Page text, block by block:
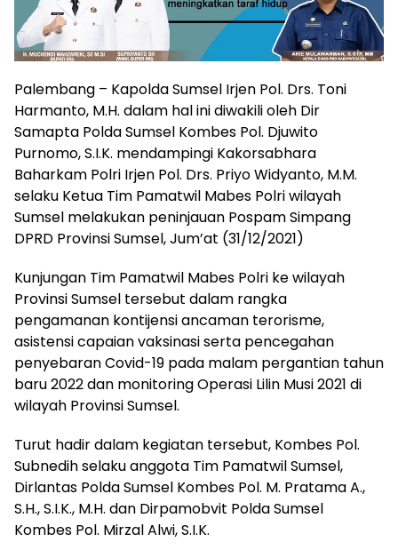
Palembang – Kapolda Sumsel Irjen Pol. Drs. Toni
Harmanto, M.H. dalam hal ini diwakili oleh Dir
Samapta Polda Sumsel Kombes Pol. Djuwito
Purnomo, S.I.K. mendampingi Kakorsabhara
Baharkam Polri Irjen Pol. Drs. Priyo Widyanto, M.M.
selaku Ketua Tim Pamatwil Mabes Polri wilayah
Sumsel melakukan peninjauan Pospam Simpang
DPRD Provinsi Sumsel, Jum’at (31/12/2021)
Kunjungan Tim Pamatwil Mabes Polri ke wilayah
Provinsi Sumsel tersebut dalam rangka
pengamanan kontijensi ancaman terorisme,
asistensi capaian vaksinasi serta pencegahan
penyebaran Covid-19 pada malam pergantian tahun
baru 2022 dan monitoring Operasi Lilin Musi 2021 di
wilayah Provinsi Sumsel.
Turut hadir dalam kegiatan tersebut, Kombes Pol.
Subnedih selaku anggota Tim Pamatwil Sumsel,
Dirlantas Polda Sumsel Kombes Pol. M. Pratama A.,
S.H., S.I.K., M.H. dan Dirpamobvit Polda Sumsel
Kombes Pol. Mirzal Alwi, S.I.K.